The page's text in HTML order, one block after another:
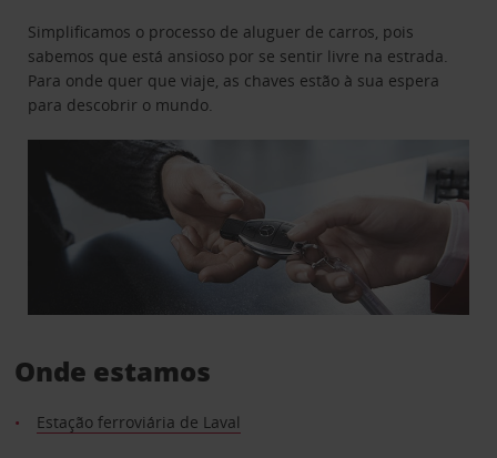
Simplificamos o processo de aluguer de carros, pois
sabemos que está ansioso por se sentir livre na estrada.
Para onde quer que viaje, as chaves estão à sua espera
para descobrir o mundo.
Onde estamos
Estação ferroviária de Laval